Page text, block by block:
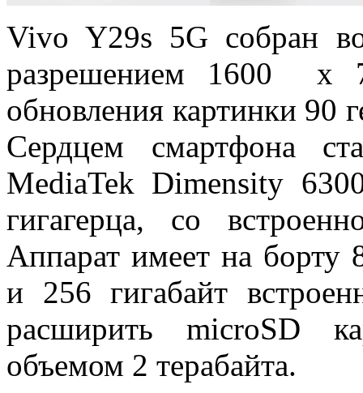
Vivo Y29s 5G собран
разрешением 1600 х
обновления картинки 90
Сердцем смартфона
MediaTek Dimensity
гигагерца, со
Аппарат имеет на борту
и 256 гигабайт
расширить microSD
объемом 2 терабайта.